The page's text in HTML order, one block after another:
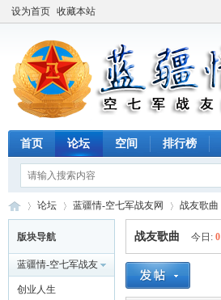
设为首页 收藏本站
首页 论坛 空间 排行榜
蓝 »
论坛
›
蓝疆情-空七军战友网
›
战友歌曲
版块导航
蓝疆情-空七军战友
网
创业人生
战友歌曲 今日: 0